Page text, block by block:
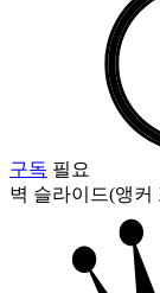
구독 필요
벽 슬라이드(앵커